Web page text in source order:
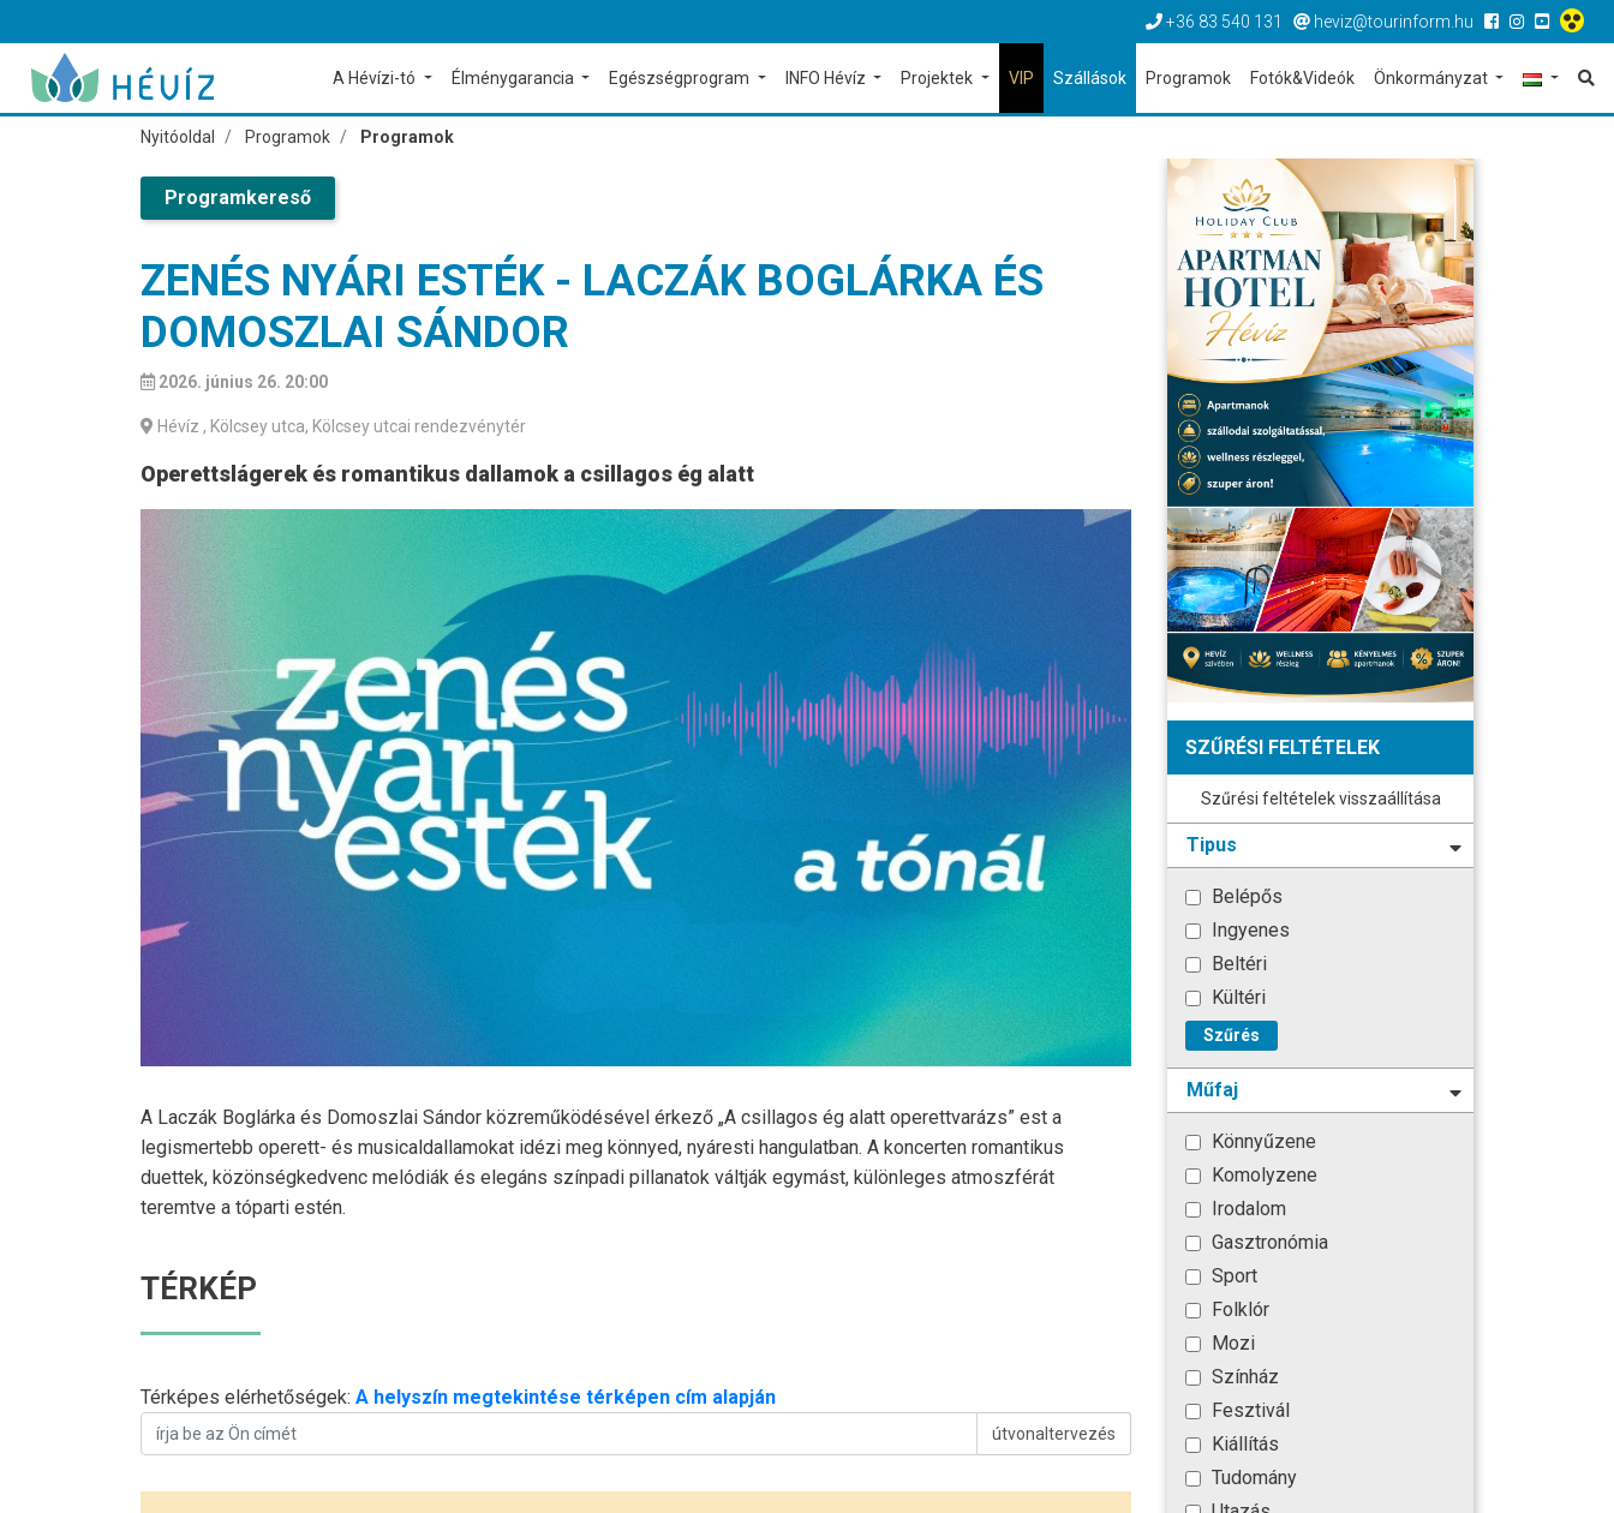
+36 83 540 131 heviz@tourinform.hu
A Hévízi-tó Élménygarancia Egészségprogram INFO Hévíz Projektek VIP Szállások Programok Fotók&Videók Önkormányzat
Nyitóoldal Programok Programok
Programkereső
ZENÉS NYÁRI ESTÉK - LACZÁK BOGLÁRKA ÉS
DOMOSZLAI SÁNDOR
2026. június 26. 20:00
Hévíz , Kölcsey utca, Kölcsey utcai rendezvénytér
Operettslágerek és romantikus dallamok a csillagos ég alatt
A Laczák Boglárka és Domoszlai Sándor közreműködésével érkező „A csillagos ég alatt operettvarázs” est a
legismertebb operett- és musicaldallamokat idézi meg könnyed, nyáresti hangulatban. A koncerten romantikus
duettek, közönségkedvenc melódiák és elegáns színpadi pillanatok váltják egymást, különleges atmoszférát
teremtve a tóparti estén.
TÉRKÉP
Térképes elérhetőségek: A helyszín megtekintése térképen cím alapján
útvonaltervezés
SZŰRÉSI FELTÉTELEK
Szűrési feltételek visszaállítása
Tipus
Belépős
Ingyenes
Beltéri
Kültéri
Szűrés
Műfaj
Könnyűzene
Komolyzene
Irodalom
Gasztronómia
Sport
Folklór
Mozi
Színház
Fesztivál
Kiállítás
Tudomány